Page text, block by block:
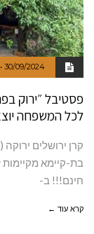
30/09/2024
פסטיבל ״ירוק
לכל המשפחה
קרן ירושלים
חינם!!! ב-
קרא עוד ←